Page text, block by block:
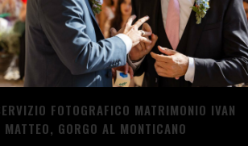
FOTOGRAFICO MATRIMONIO IVAN
MATTEO, GORGO AL MONTICANO